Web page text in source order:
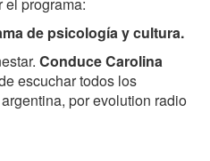
de psicología y cultura.
Conduce Carolina
escuchar todos los
por evolution radio